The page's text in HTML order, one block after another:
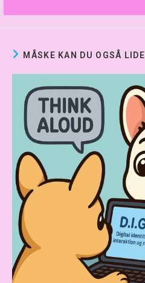
MÅSKE KAN DU OGSÅ LIDE